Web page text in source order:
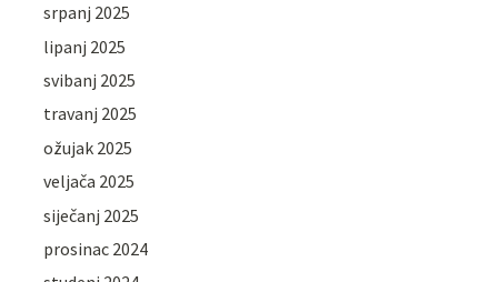
srpanj 2025
lipanj 2025
svibanj 2025
travanj 2025
ožujak 2025
veljača 2025
siječanj 2025
prosinac 2024